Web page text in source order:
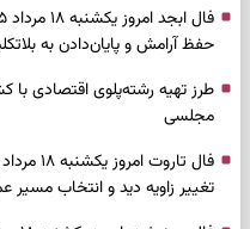
حفظ آرامش و پایان‌دادن به
طرز تهیه رشته‌پلوی اقتصادی
مجلسی
تغییر زاویه دید و انتخاب مسیر